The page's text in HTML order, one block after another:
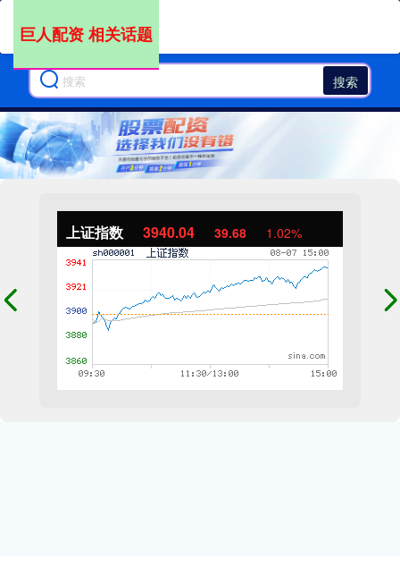
搜索
上证指数 3940.04 39.68 1.02%
巨人配资 相关话题